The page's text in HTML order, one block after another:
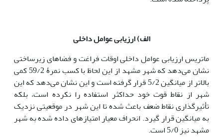
الف) ارزیابی عوامل داخلی
ماتریس ارزیابی عوامل داخلی اوقات فراغت و فضاهای زیرساختی
نشان می‌دهد که شهر مشهد از این لحاظ با کسب نمرۀ 59/2 کمی
بالاتر از میانگین 5/2 قرار گرفته است و این نشان می‌دهد که این
شهر از نقاط قوت خود حداکثر استفاده را نکرده است، بلکه
تأثیرگذاری نقاط ضعف باعث شده تا این شهر در موقعیتی نزدیک
به میانگین قرار گیرد. انحراف معیار امتیاز‌های داده شده به شهر
مشهد نیز 5/0 است.